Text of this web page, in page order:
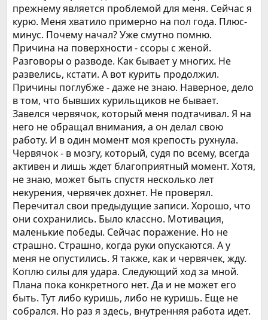
прежнему является проблемой для меня. Сейчас я
курю. Меня хватило примерно на пол года. Плюс-
минус. Почему начал? Уже смутно помню.
Причина на поверхности - ссоры с женой.
Разговоры о разводе. Как бывает у многих. Не
развелись, кстати. А вот курить продолжил.
Причины поглубже - даже не знаю. Наверное, дело
в том, что бывших курильщиков не бывает.
Завелся червячок, который меня подтачивал. Я на
него не обращал внимания, а он делал свою
работу. И в один момент моя крепость рухнула.
Червячок - в мозгу, который, судя по всему, всегда
активен и лишь ждет благоприятный момент. Хотя,
не знаю, может быть спустя несколько лет
некурения, червячек дохнет. Не проверял.
Перечитал свои предыдущие записи. Хорошо, что
они сохранились. Было классно. Мотивация,
маленькие победы. Сейчас поражение. Но не
страшно. Страшно, когда руки опускаются. А у
меня не опустились. Я также, как и червячек, жду.
Коплю силы для удара. Следующий ход за мной.
Плана пока конкретного нет. Да и не может его
быть. Тут либо куришь, либо не куришь. Еще не
собрался. Но раз я здесь, внутренняя работа идет.